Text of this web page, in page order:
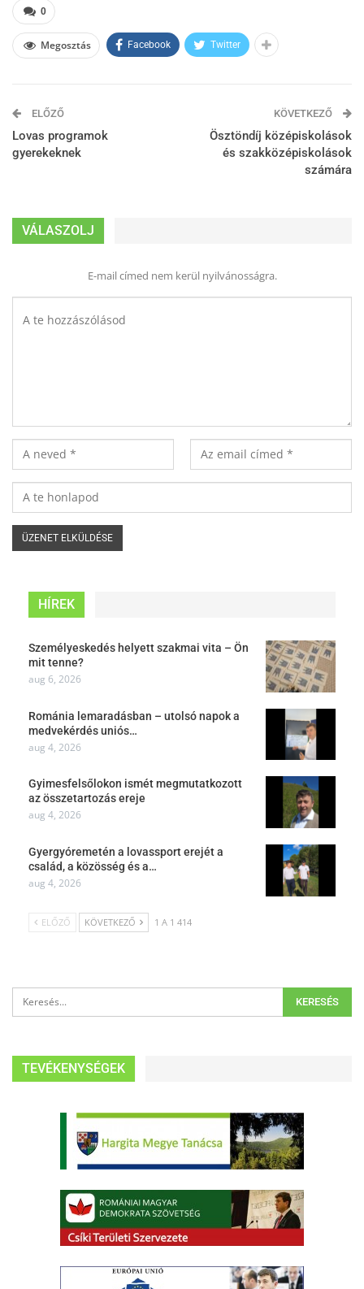
0
Megosztás Facebook Twitter
ELŐZŐ
Lovas programok
gyerekeknek
KÖVETKEZŐ
Ösztöndíj középiskolások
és szakközépiskolások
számára
VÁLASZOLJ
E-mail címed nem kerül nyilvánosságra.
HÍREK
Személyeskedés helyett szakmai vita – Ön
mit tenne?
aug 6, 2026
Románia lemaradásban – utolsó napok a
medvekérdés uniós…
aug 4, 2026
Gyimesfelsőlokon ismét megmutatkozott
az összetartozás ereje
aug 4, 2026
Gyergyóremetén a lovassport erejét a
család, a közösség és a…
aug 4, 2026
ELŐZŐ KÖVETKEZŐ 1 A 1 414
TEVÉKENYSÉGEK